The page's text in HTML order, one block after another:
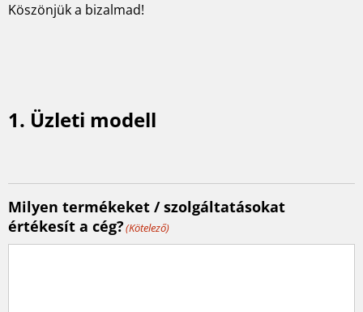
Köszönjük a bizalmad!
1. Üzleti modell
Milyen termékeket / szolgáltatásokat
értékesít a cég?(Kötelező)